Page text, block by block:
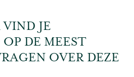
JE
DE MEEST
OVER DEZE